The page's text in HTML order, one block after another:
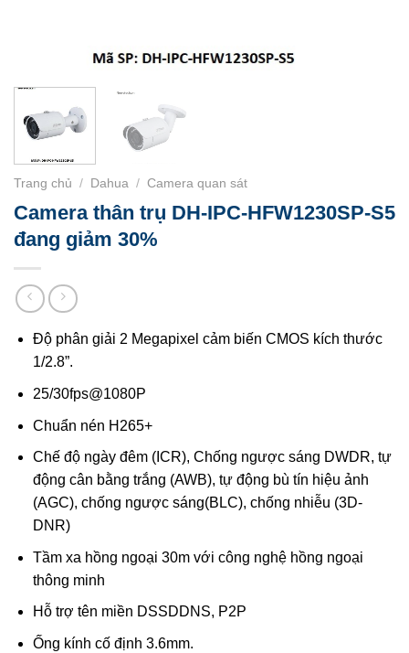
Trang chủ / Dahua / Camera quan sát
Camera thân trụ DH-IPC-HFW1230SP-S5
đang giảm 30%
Độ phân giải 2 Megapixel cảm biến CMOS kích thước
1/2.8”.
25/30fps@1080P
Chuẩn nén H265+
Chế độ ngày đêm (ICR), Chống ngược sáng DWDR, tự
động cân bằng trắng (AWB), tự động bù tín hiệu ảnh
(AGC), chống ngược sáng(BLC), chống nhiễu (3D-
DNR)
Tầm xa hồng ngoại 30m với công nghệ hồng ngoại
thông minh
Hỗ trợ tên miền DSSDDNS, P2P
Ống kính cố định 3.6mm.